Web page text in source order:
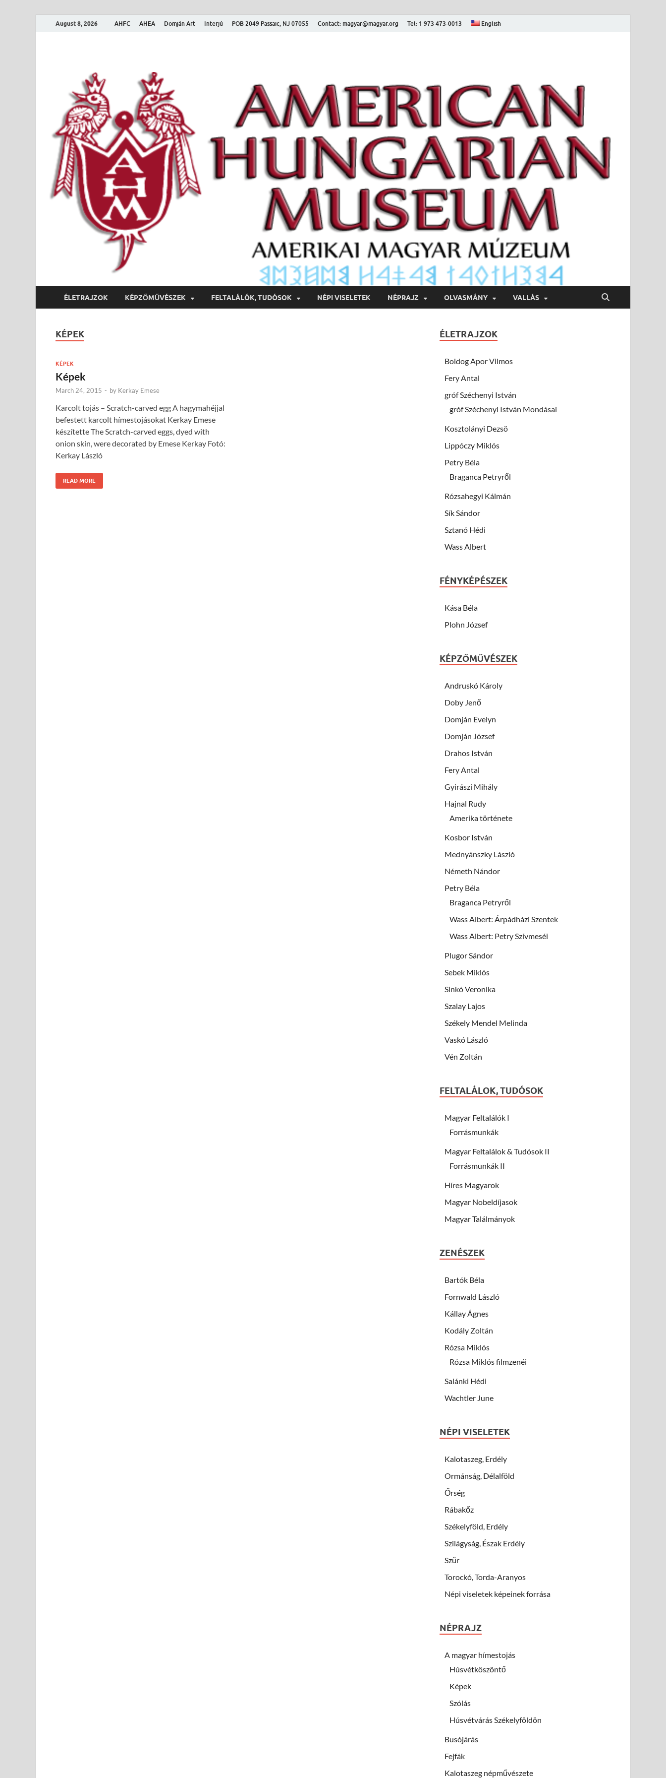
August 8, 2026 AHFC AHEA Domján Art Interjú POB 2049 Passaic, NJ 07055 Contact: magyar@magyar.org Tel: 1 973 473-0013 English
Amerikai Magyar Múzeum
ÉLETRAJZOK KÉPZŐMŰVÉSZEK FELTALÁLÓK, TUDÓSOK NÉPI VISELETEK NÉPRAJZ OLVASMÁNY VALLÁS
KÉPEK
KÉPEK
Képek
March 24, 2015 - by Kerkay Emese
Karcolt tojás – Scratch-carved egg A hagymahéjjal
befestett karcolt hímestojásokat Kerkay Emese
készítette The Scratch-carved eggs, dyed with
onion skin, were decorated by Emese Kerkay Fotó:
Kerkay László
READ MORE
ÉLETRAJZOK
Boldog Apor Vilmos
Fery Antal
gróf Széchenyi István
gróf Széchenyi István Mondásai
Kosztolányi Dezsö
Lippóczy Miklós
Petry Béla
Braganca Petryről
Rózsahegyi Kálmán
Sík Sándor
Sztanó Hédi
Wass Albert
FÉNYKÉPÉSZEK
Kása Béla
Plohn József
KÉPZŐMŰVÉSZEK
Andruskó Károly
Doby Jenő
Domján Evelyn
Domján József
Drahos István
Fery Antal
Gyirászi Mihály
Hajnal Rudy
Amerika története
Kosbor István
Mednyánszky László
Németh Nándor
Petry Béla
Braganca Petryről
Wass Albert: Árpádházi Szentek
Wass Albert: Petry Szívmeséi
Plugor Sándor
Sebek Miklós
Sinkó Veronika
Szalay Lajos
Székely Mendel Melinda
Vaskó László
Vén Zoltán
FELTALÁLOK, TUDÓSOK
Magyar Feltalálók I
Forrásmunkák
Magyar Feltalálok & Tudósok II
Forrásmunkák II
Híres Magyarok
Magyar Nobeldíjasok
Magyar Találmányok
ZENÉSZEK
Bartók Béla
Fornwald László
Kállay Ágnes
Kodály Zoltán
Rózsa Miklós
Rózsa Miklós filmzenéi
Salánki Hédi
Wachtler June
NÉPI VISELETEK
Kalotaszeg, Erdély
Ormánság, Délalföld
Őrség
Rábakőz
Székelyföld, Erdély
Szilágyság, Észak Erdély
Szűr
Torockó, Torda-Aranyos
Népi viseletek képeinek forrása
NÉPRAJZ
A magyar hímestojás
Húsvétköszöntő
Képek
Szólás
Húsvétvárás Székelyföldön
Busójárás
Fejfák
Kalotaszeg népművészete